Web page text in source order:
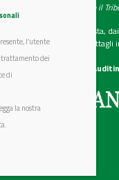
registrata presso il
nostro inserzionista,
mediakitper maggiori dettagli
CSST
è associata a:
l’utente
trattamento dei
di
la nostra